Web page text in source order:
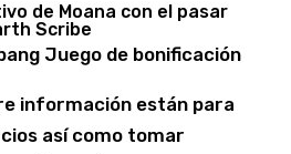
de Moana con el pasar
Scribe
información están para
así­ como tomar